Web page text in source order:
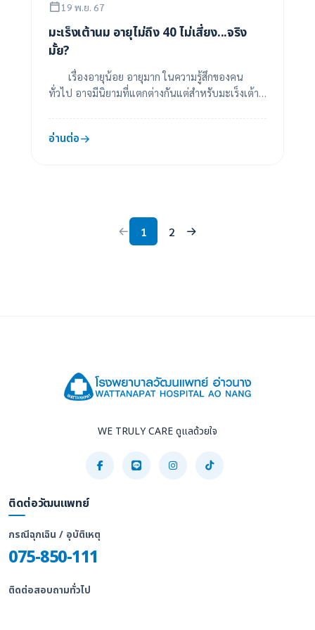
19 พ.ย. 67
มะเร็งเต้านม อายุไม่ถึง 40 ไม่เสี่ยง...จริง
มั้ย?
เรื่องอายุน้อย อายุมาก ในความรู้สึกของคน
ทั่วไป อาจมีนิยามที่แตกต่างกันแต่สำหรับมะเร็งเต้า
อ่านต่อ
1 2
WE TRULY CARE ดูแลด้วยใจ
ติดต่อวัฒนแพทย์
กรณีฉุกเฉิน / อุบัติเหตุ
075-850-111
ติดต่อสอบถามทั่วไป